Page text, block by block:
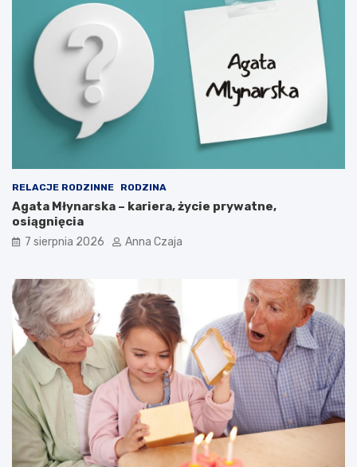
RELACJE RODZINNE RODZINA
Agata Młynarska – kariera, życie prywatne,
osiągnięcia
7 sierpnia 2026 Anna Czaja